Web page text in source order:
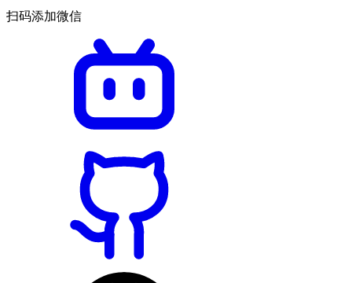
扫码添加微信